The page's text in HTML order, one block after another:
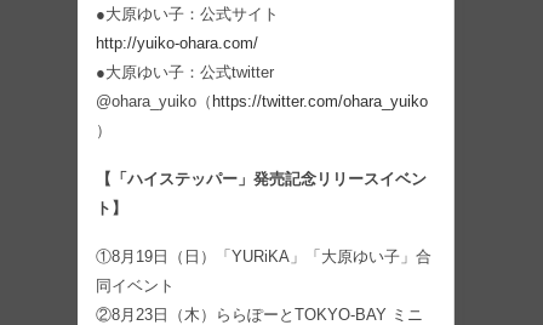
●大原ゆい子：公式サイト
http://yuiko-ohara.com/
●大原ゆい子：公式twitter
@ohara_yuiko（ https://twitter.com/ohara_yuiko
）
【「ハイステッパー」発売記念リリースイベン
ト】
①8月19日（日）「YURiKA」「大原ゆい子」合
同イベント
②8月23日（木）ららぽーとTOKYO-BAY ミニ